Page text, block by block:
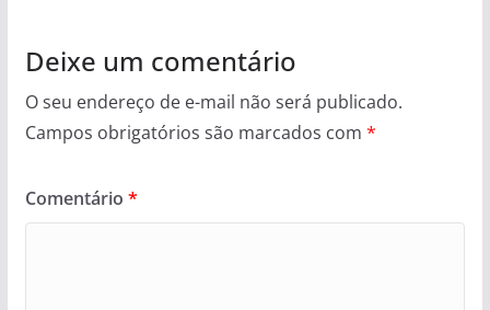
Deixe um comentário
O seu endereço de e-mail não será publicado.
Campos obrigatórios são marcados com *
Comentário *